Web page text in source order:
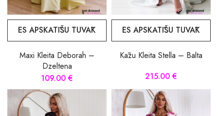
ES APSKATĪŠU TUVĀK
Maxi Kleita Deborah –
Dzeltena
109.00 €
ES APSKATĪŠU TUVĀK
Kāzu Kleita Stella – Balta
215.00 €